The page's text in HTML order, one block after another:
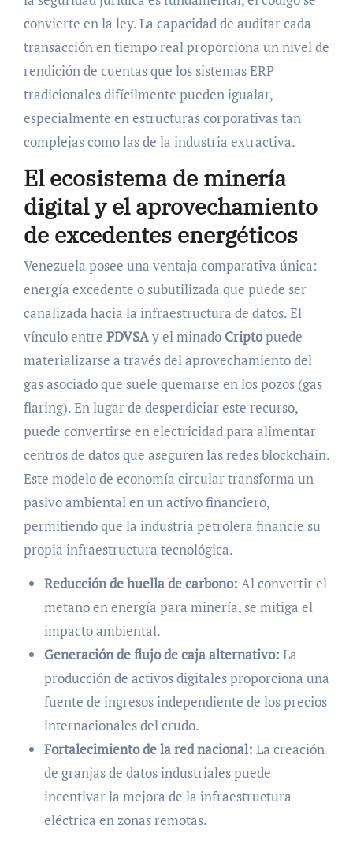
convierte en la ley. La capacidad de auditar cada
transacción en tiempo real proporciona un nivel de
rendición de cuentas que los sistemas ERP
tradicionales difícilmente pueden igualar,
especialmente en estructuras corporativas tan
complejas como las de la industria extractiva.
El ecosistema de minería
digital y el aprovechamiento
de excedentes energéticos
Venezuela posee una ventaja comparativa única:
energía excedente o subutilizada que puede ser
canalizada hacia la infraestructura de datos. El
vínculo entre PDVSAy el minado Criptopuede
materializarse a través del aprovechamiento del
gas asociado que suele quemarse en los pozos (gas
flaring). En lugar de desperdiciar este recurso,
puede convertirse en electricidad para alimentar
centros de datos que aseguren las redes blockchain.
Este modelo de economía circular transforma un
pasivo ambiental en un activo financiero,
permitiendo que la industria petrolera financie su
propia infraestructura tecnológica.
Reducción de huella de carbono: Al convertir el
metano en energía para minería, se mitiga el
impacto ambiental.
Generación de flujo de caja alternativo: La
producción de activos digitales proporciona una
fuente de ingresos independiente de los precios
internacionales del crudo.
Fortalecimiento de la red nacional: La creación
de granjas de datos industriales puede
incentivar la mejora de la infraestructura
eléctrica en zonas remotas.